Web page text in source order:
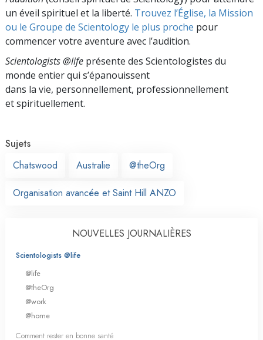
un éveil spirituel et la liberté. Trouvez l’Église, la Mission
ou le Groupe de Scientology le plus proche pour
commencer votre aventure avec l’audition.
Scientologists @life présente des Scientologistes du
monde entier qui s’épanouissent
dans la vie, personnellement, professionnellement
et spirituellement.
Sujets
Chatswood
Australie @theOrg
Organisation avancée et Saint Hill ANZO
NOUVELLES JOURNALIÈRES
Scientologists @life
@life
@theOrg
@work
@home
Comment rester en bonne santé